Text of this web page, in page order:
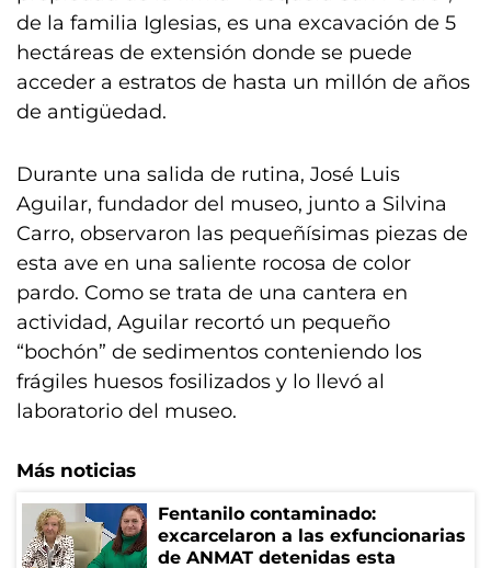
de la familia Iglesias, es una excavación de 5
hectáreas de extensión donde se puede
acceder a estratos de hasta un millón de años
de antigüedad.
Durante una salida de rutina, José Luis
Aguilar, fundador del museo, junto a Silvina
Carro, observaron las pequeñísimas piezas de
esta ave en una saliente rocosa de color
pardo. Como se trata de una cantera en
actividad, Aguilar recortó un pequeño
“bochón” de sedimentos conteniendo los
frágiles huesos fosilizados y lo llevó al
laboratorio del museo.
Más noticias
Fentanilo contaminado:
excarcelaron a las exfuncionarias
de ANMAT detenidas esta